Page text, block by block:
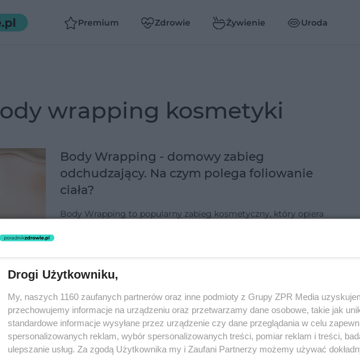
Premium Zdrowie Żywienie Uroda
body wrapping kosmetyki
Body Wrapping - domowy zabieg
odchudzający. Na czym polega foliowanie
ciała?
Body Wrapping to popularny zabieg kosmetyczny, który opiera
dodano 6-9-2016
Drogi Użytkowniku,
My, naszych 1160 zaufanych partnerów oraz inne podmioty z Grupy ZPR Media
przechowujemy informacje na urządzeniu oraz przetwarzamy dane osobowe, takie jak
standardowe informacje wysyłane przez urządzenie czy dane przeglądania w celu
spersonalizowanych reklam, wybór spersonalizowanych treści, pomiar reklam i treści,
ulepszanie usług. Za zgodą Użytkownika my i Zaufani Partnerzy możemy używać